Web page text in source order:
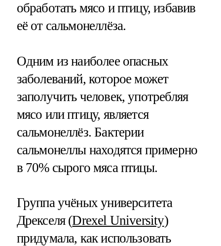
обработать мясо и птицу, избавив
её от сальмонеллёза.
Одним из наиболее опасных
заболеваний, которое может
заполучить человек, употребляя
мясо или птицу, является
сальмонеллёз. Бактерии
сальмонеллы находятся примерно
в 70% сырого мяса птицы.
Группа учёных университета
Дрекселя (Drexel University)
придумала, как использовать